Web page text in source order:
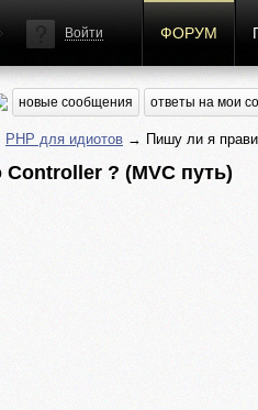
Войти ФОРУМ
новые сообщения ответы на мои
PHP для идиотов → Пишу ли я
? (MVC путь)